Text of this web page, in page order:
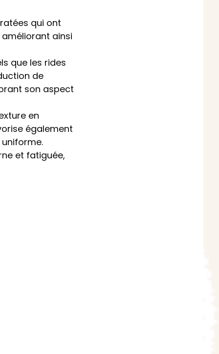
qui ont
ainsi
que les rides
de
son aspect
en
également
et fatiguée,